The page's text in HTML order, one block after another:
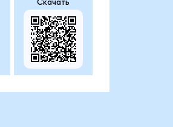
Скачать